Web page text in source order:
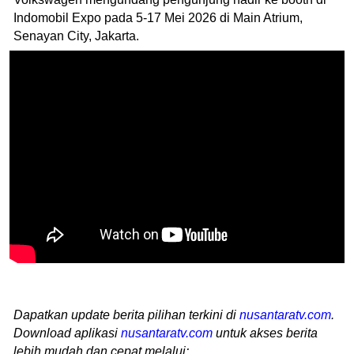
Indomobil Expo pada 5-17 Mei 2026 di Main Atrium,
Senayan City, Jakarta.
Dapatkan update berita pilihan terkini di nusantaratv.com.
Download aplikasi nusantaratv.com untuk akses berita
lebih mudah dan cepat melalui: